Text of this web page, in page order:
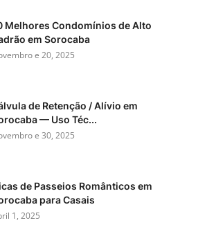
Melhores Condomínios de Alto
em Sorocaba
e 20, 2025
de Retenção / Alívio em
— Uso Téc...
e 30, 2025
de Passeios Românticos em
para Casais
1, 2025